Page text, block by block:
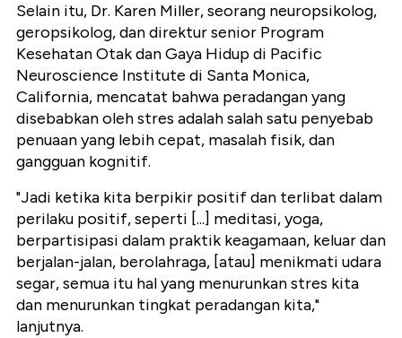
Selain itu, Dr. Karen Miller, seorang neuropsikolog,
geropsikolog, dan direktur senior Program
Kesehatan Otak dan Gaya Hidup di Pacific
Neuroscience Institute di Santa Monica,
California, mencatat bahwa peradangan yang
disebabkan oleh stres adalah salah satu penyebab
penuaan yang lebih cepat, masalah fisik, dan
gangguan kognitif.
"Jadi ketika kita berpikir positif dan terlibat dalam
perilaku positif, seperti [...] meditasi, yoga,
berpartisipasi dalam praktik keagamaan, keluar dan
berjalan-jalan, berolahraga, [atau] menikmati udara
segar, semua itu hal yang menurunkan stres kita
dan menurunkan tingkat peradangan kita,"
lanjutnya.